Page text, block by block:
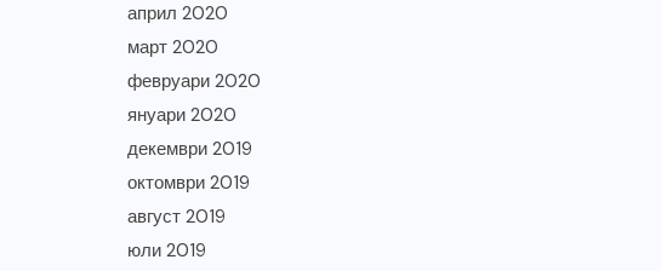
април 2020
март 2020
февруари 2020
януари 2020
декември 2019
октомври 2019
август 2019
юли 2019